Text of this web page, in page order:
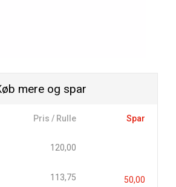
mere og spar
Pris / Rulle Spar
120,00
113,75 50,00